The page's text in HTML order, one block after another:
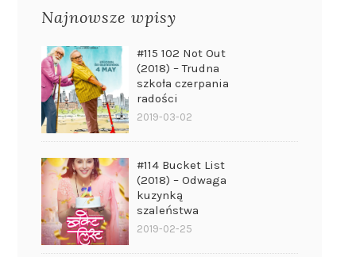
Najnowsze wpisy
#115 102 Not Out
(2018) – Trudna
szkoła czerpania
radości
2019-03-02
#114 Bucket List
(2018) – Odwaga
kuzynką
szaleństwa
2019-02-25